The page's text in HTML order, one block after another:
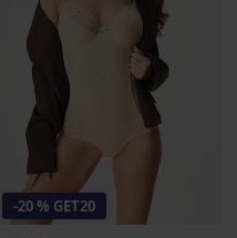
-20 % GET20